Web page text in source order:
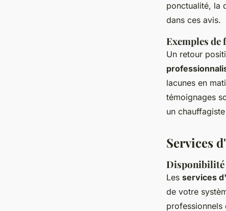
ponctualité, la
dans ces avis.
Exemples
Un retour
lacunes en
témoignages
un
Services
Disponibilité
Les services
de votre